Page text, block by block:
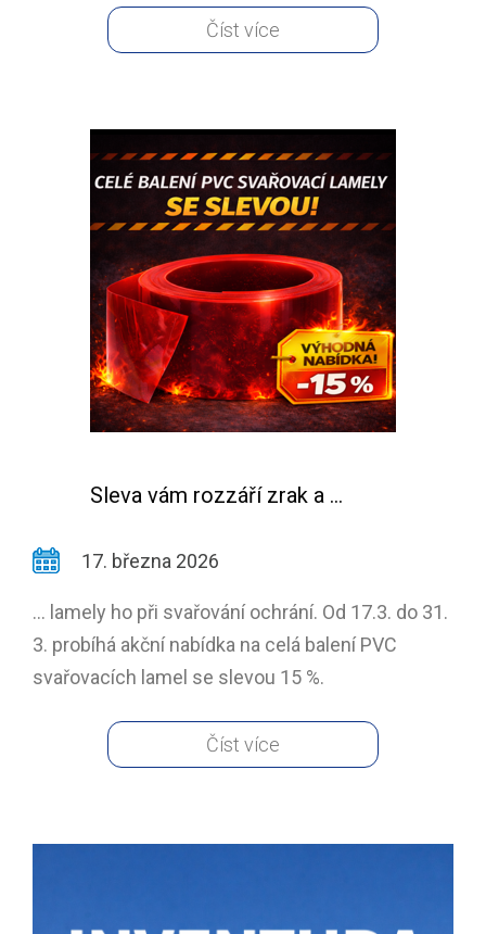
Číst více
Sleva vám rozzáří zrak a ...
17. března 2026
... lamely ho při svařování ochrání. Od 17.3. do 31.
3. probíhá akční nabídka na celá balení PVC
svařovacích lamel se slevou 15 %.
Číst více